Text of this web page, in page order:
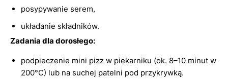
posypywanie serem,
układanie składników.
Zadania dla dorosłego:
podpieczenie mini pizz w piekarniku (ok. 8–10 minut w
200°C) lub na suchej patelni pod przykrywką.